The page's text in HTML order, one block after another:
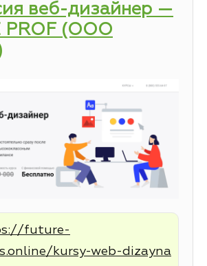
веб-дизайнер —
PROF (ООО
future-
kursy-web-dizayna